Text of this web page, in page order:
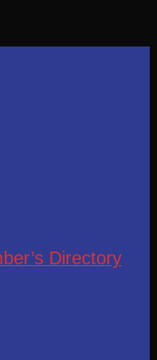
Directory